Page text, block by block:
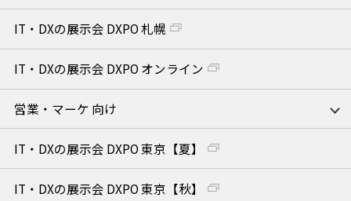
IT・DXの展示会 DXPO 札幌
IT・DXの展示会 DXPO オンライン
営業・マーケ 向け
IT・DXの展示会 DXPO 東京【夏】
IT・DXの展示会 DXPO 東京【秋】